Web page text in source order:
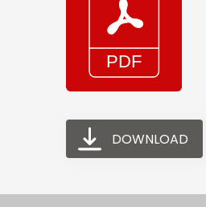
DOWNLOAD